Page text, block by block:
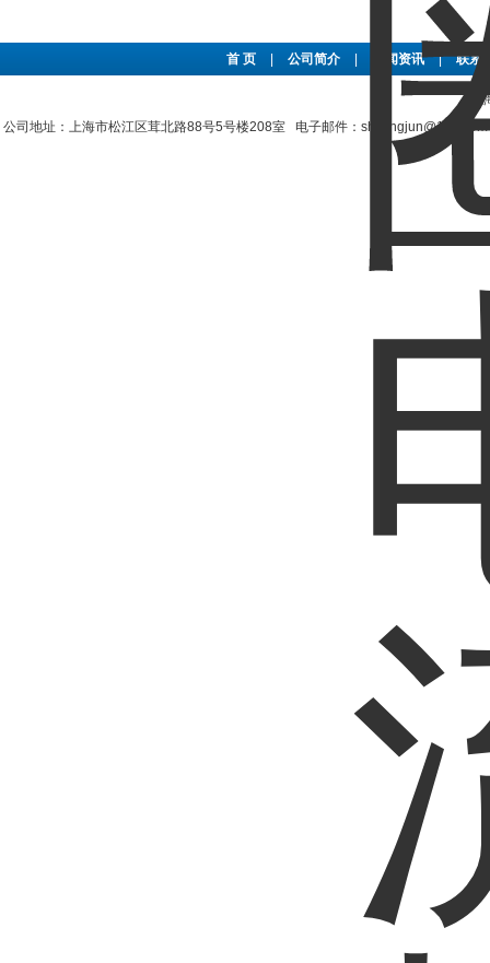
首 页 公司简介 新闻资讯 | 联系
公司地址：上海市松江区茸北路88号5号楼208室 电子邮件：